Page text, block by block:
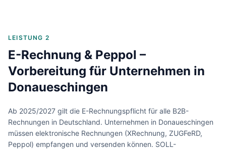
LEISTUNG 2
E-Rechnung & Peppol –
Vorbereitung für Unternehmen in
Donaueschingen
Ab 2025/2027 gilt die E-Rechnungspflicht für alle B2B-
Rechnungen in Deutschland. Unternehmen in Donaueschingen
müssen elektronische Rechnungen (XRechnung, ZUGFeRD,
Peppol) empfangen und versenden können. SOLL-